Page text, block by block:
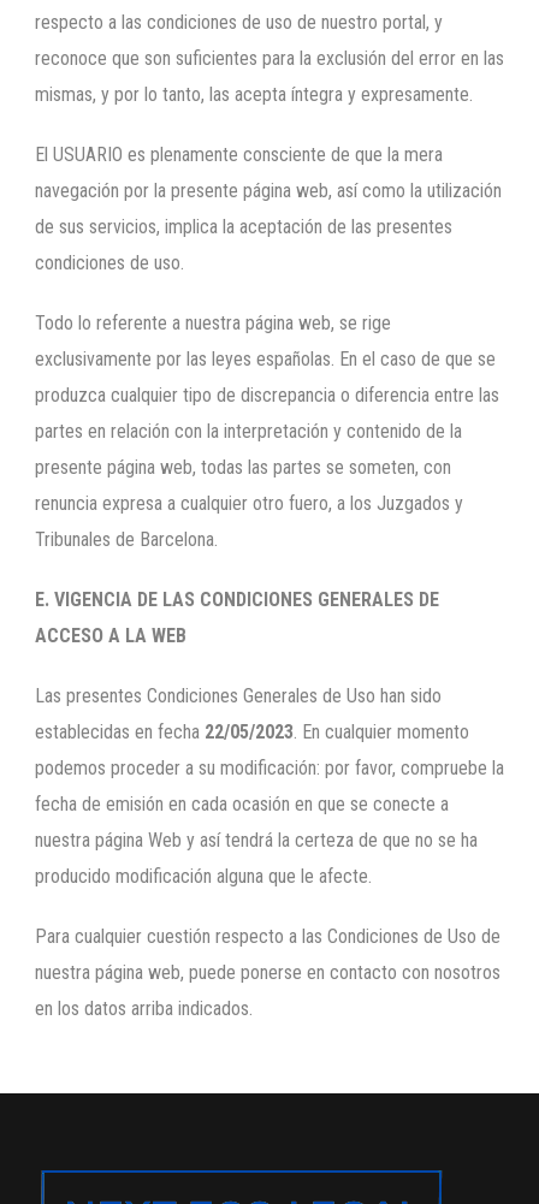
respecto a las condiciones de uso de nuestro portal, y
reconoce que son suficientes para la exclusión del error en las
mismas, y por lo tanto, las acepta íntegra y expresamente.
El USUARIO es plenamente consciente de que la mera
navegación por la presente página web, así como la utilización
de sus servicios, implica la aceptación de las presentes
condiciones de uso.
Todo lo referente a nuestra página web, se rige
exclusivamente por las leyes españolas. En el caso de que se
produzca cualquier tipo de discrepancia o diferencia entre las
partes en relación con la interpretación y contenido de la
presente página web, todas las partes se someten, con
renuncia expresa a cualquier otro fuero, a los Juzgados y
Tribunales de Barcelona.
E. VIGENCIA DE LAS CONDICIONES GENERALES DE
ACCESO A LA WEB
Las presentes Condiciones Generales de Uso han sido
establecidas en fecha 22/05/2023. En cualquier momento
podemos proceder a su modificación: por favor, compruebe la
fecha de emisión en cada ocasión en que se conecte a
nuestra página Web y así tendrá la certeza de que no se ha
producido modificación alguna que le afecte.
Para cualquier cuestión respecto a las Condiciones de Uso de
nuestra página web, puede ponerse en contacto con nosotros
en los datos arriba indicados.